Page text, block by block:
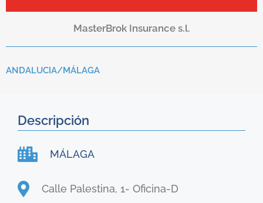
MasterBrok Insurance s.l.
ANDALUCIA/MÁLAGA
Descripción
MÁLAGA
Calle Palestina, 1- Oficina-D